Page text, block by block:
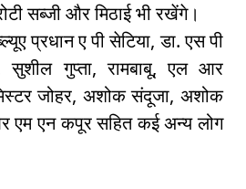
सब्जी और मिठाई भी रखेंगे।
प्रधान ए पी सेटिया, डा. एस पी
सुशील गुप्ता, रामबाबू, एल आर
जोहर, अशोक संदूजा, अशोक
एम एन कपूर सहित कई अन्य लोग